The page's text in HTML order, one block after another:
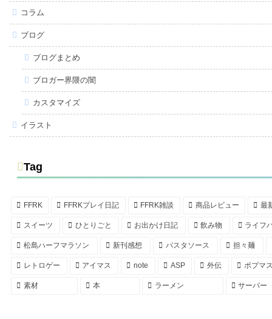
コラム
ブログ
ブログまとめ
ブロガー界隈の闇
カスタマイズ
イラスト
Tag
FFRK FFRKプレイ日記 FFRK雑談 商品レビュー 最
スイーツ ひとりごと お出かけ日記 飲み物 ライフ
松島ハーフマラソン 新刊感想 パスタソース 担々麺
レトロゲー アイマス note ASP 外伝 ポプマ
素材 本 ラーメン サーバー